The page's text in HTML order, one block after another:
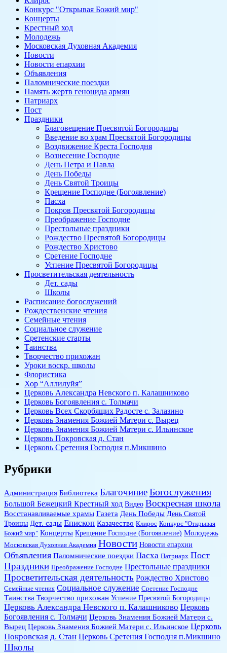
Конкурс "Открывая Божий мир"
Концерты
Крестный ход
Молодежь
Московская Духовная Академия
Новости
Новости епархии
Объявления
Паломнические поездки
Память жертв геноцида армян
Патриарх
Пост
Праздники
Благовещение Пресвятой Богородицы
Введение во храм Пресвятой Богородицы
Воздвижение Креста Господня
Вознесение Господне
День Петра и Павла
День Победы
День Святой Троицы
Крещение Господне (Богоявление)
Пасха
Покров Пресвятой Богородицы
Преображение Господне
Престольные праздники
Рождество Пресвятой Богородицы
Рождество Христово
Сретение Господне
Успение Пресвятой Богородицы
Просветительская деятельность
Дет. сады
Школы
Расписание богослужений
Рождественские чтения
Семейные чтения
Социальное служение
Сретенские старты
Таинства
Творчество прихожан
Уроки воскр. школы
Флористика
Хор “Аллилуйя”
Церковь Александра Невского п. Калашниково
Церковь Богоявления с. Толмачи
Церковь Всех Скорбящих Радосте с. Залазино
Церковь Знамения Божией Матери с. Вырец
Церковь Знамения Божией Матери с. Ильинское
Церковь Покровская д. Стан
Церковь Сретения Господня п.Микшино
Рубрики
Администрация Библиотека БлагочиниеБогослужения
Большой Бежецкий Крестный ход Видео Воскресная школа
Восстанавливаемые храмы Газета День Победы День Святой
Троицы Дет. сады Епископ Казачество Клирос Конкурс "Открывая
Божий мир" Концерты Крещение Господне (Богоявление) Молодежь
Московская Духовная Академия Новости Новости епархии
Объявления Паломнические поездки Пасха Патриарх Пост
Праздники Преображение Господне Престольные праздники
Просветительская деятельность Рождество Христово
Семейные чтения Социальное служение Сретение Господне
Таинства Творчество прихожан Успение Пресвятой Богородицы
Церковь Александра Невского п. Калашниково Церковь
Богоявления с. Толмачи Церковь Знамения Божией Матери с.
Вырец Церковь Знамения Божией Матери с. Ильинское Церковь
Покровская д. Стан Церковь Сретения Господня п.Микшино
Школы